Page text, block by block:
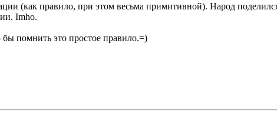
(как правило, при этом весьма примитивной). Народ
Imho.
помнить это простое правило.=)